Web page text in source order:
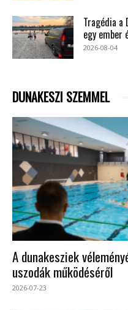
Tragédia a
egy ember
2026-08-04
DUNAKESZI SZEMMEL
A dunakesziek
uszodák működéséről
2026-07-23